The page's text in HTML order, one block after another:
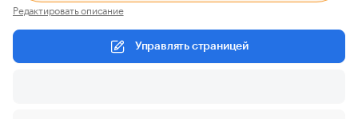
Редактировать описание
Управлять страницей